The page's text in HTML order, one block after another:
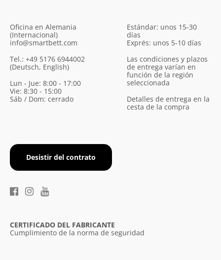
Oficina en Alemania
(Internacional)
info@smartbett.com
Tel.: +49 5176 6944002
(Deutsch, English)
Lun - Jue: 8:00 - 17:00
Vie: 8:30 - 15:00
Sáb / Dom: cerrado
Desistir del contrato
Estándar: unos 15-30
días
Exprés: unos 5-10 días
Las condiciones y plazos
de entrega varían en
función de la región
seleccionada
Detalles de entrega en la
cesta de la compra
CERTIFICADO DEL FABRICANTE
Cumplimiento de la norma de seguridad